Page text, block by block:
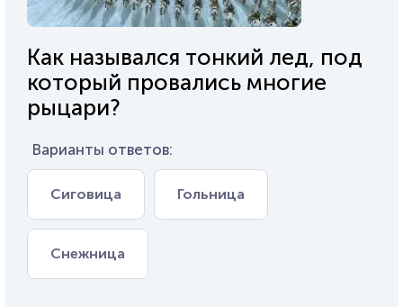
Как назывался тонкий лед, под
который провались многие
рыцари?
Варианты ответов:
Сиговица Гольница
Снежница